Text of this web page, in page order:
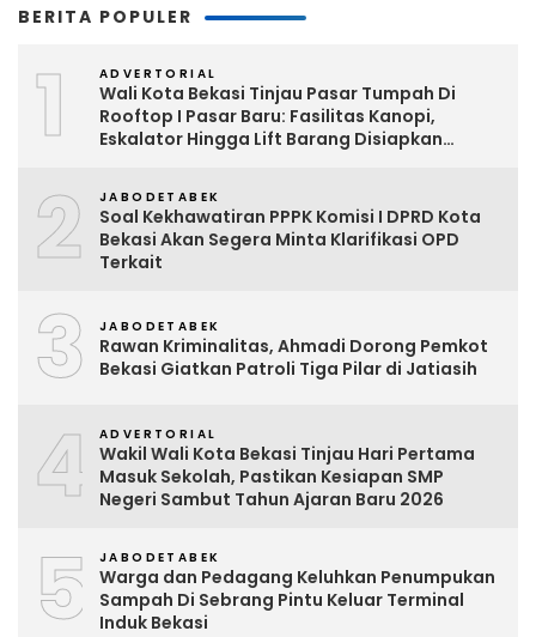
BERITA POPULER
1 ADVERTORIAL
Wali Kota Bekasi Tinjau Pasar Tumpah Di
Rooftop I Pasar Baru: Fasilitas Kanopi,
Eskalator Hingga Lift Barang Disiapkan
2 JABODETABEK
Soal Kekhawatiran PPPK Komisi I DPRD Kota
Bekasi Akan Segera Minta Klarifikasi OPD
Terkait
3 JABODETABEK
Rawan Kriminalitas, Ahmadi Dorong Pemkot
Bekasi Giatkan Patroli Tiga Pilar di Jatiasih
4 ADVERTORIAL
Wakil Wali Kota Bekasi Tinjau Hari Pertama
Masuk Sekolah, Pastikan Kesiapan SMP
Negeri Sambut Tahun Ajaran Baru 2026
5 JABODETABEK
Warga dan Pedagang Keluhkan Penumpukan
Sampah Di Sebrang Pintu Keluar Terminal
Induk Bekasi